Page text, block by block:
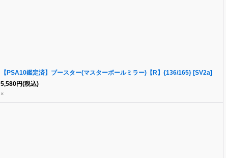
【PSA10鑑定済】ブースター(マスターボールミラー)【R】{136/165} [SV2a]
5,580円(税込)
×